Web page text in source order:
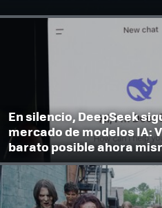
En silencio, DeepSeek
mercado de modelos IA:
barato posible ahora